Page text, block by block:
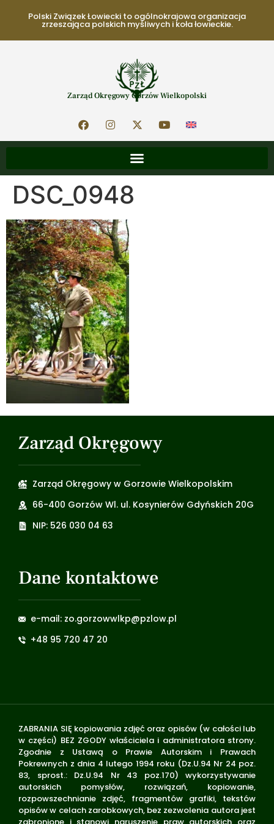
Polski Związek Łowiecki to ogólnokrajowa organizacja
zrzeszająca polskich myśliwych i koła łowieckie.
Zarząd Okręgowy Gorzów Wielkopolski
DSC_0948
Zarząd Okręgowy
Zarząd Okręgowy w Gorzowie Wielkopolskim
66-400 Gorzów Wl. ul. Kosynierów Gdyńskich 20G
NIP: 526 030 04 63
Dane kontaktowe
e-mail: zo.gorzowwlkp@pzlow.pl
+48 95 720 47 20
ZABRANIA SIĘ kopiowania zdjęć oraz opisów (w całości lub
w części) BEZ ZGODY właściciela i administratora strony.
Zgodnie z Ustawą o Prawie Autorskim i Prawach
Pokrewnych z dnia 4 lutego 1994 roku (Dz.U.94 Nr 24 poz.
83, sprost.: Dz.U.94 Nr 43 poz.170) wykorzystywanie
autorskich pomysłów, rozwiązań, kopiowanie,
rozpowszechnianie zdjęć, fragmentów grafiki, tekstów
opisów w celach zarobkowych, bez zezwolenia autora jest